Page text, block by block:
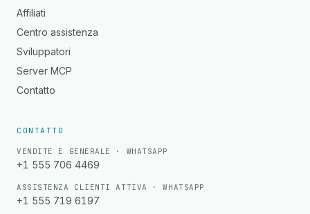
Affiliati
Centro assistenza
Sviluppatori
Server MCP
Contatto
CONTATTO
VENDITE E GENERALE · WHATSAPP
+1 555 706 4469
ASSISTENZA CLIENTI ATTIVA · WHATSAPP
+1 555 719 6197